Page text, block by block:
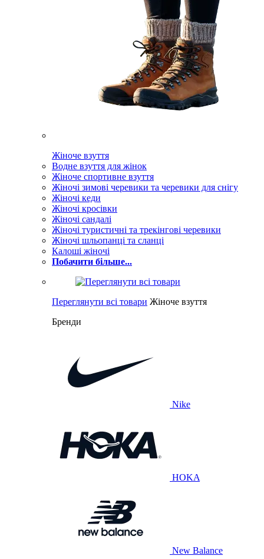
Жіноче взуття
Водне взуття для жінок
Жіноче спортивне взуття
Жіночі зимові черевики та черевики для снігу
Жіночі кеди
Жіночі кросівки
Жіночі сандалі
Жіночі туристичні та трекінгові черевики
Жіночі шльопанці та сланці
Калоші жіночі
Побачити більше...
Переглянути всі товари Жіноче взуття
Бренди
Nike
HOKA
New Balance